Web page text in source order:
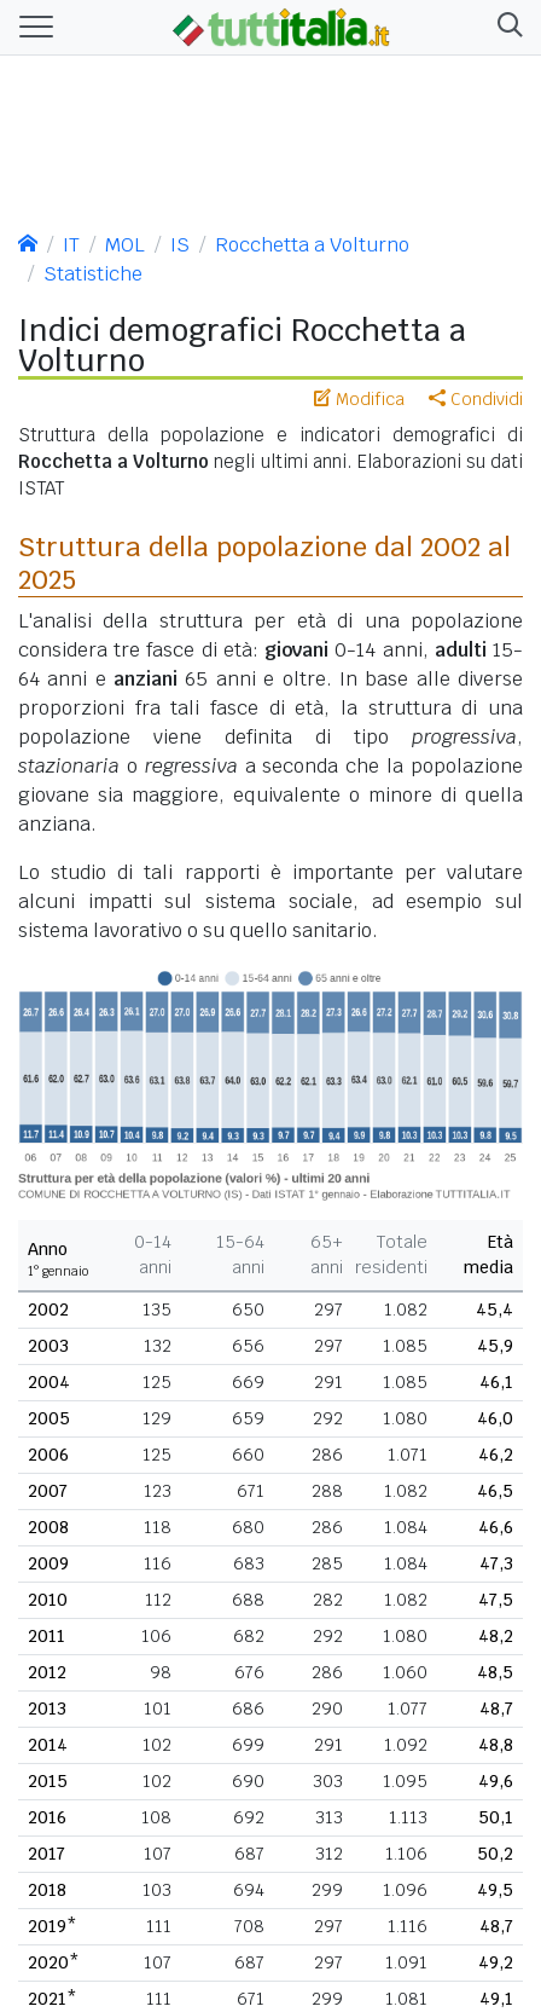
IT MOL IS
Rocchetta a Volturno
Statistiche
Indici demografici Rocchetta a
Volturno
Modifica Condividi
Struttura della popolazione e indicatori demografici di
Rocchetta a Volturno negli ultimi anni. Elaborazioni su dati
ISTAT
Struttura della popolazione dal 2002 al
2025
L'analisi della struttura per età di una popolazione
considera tre fasce di età: giovani 0-14 anni, adulti 15-
64 anni e anziani 65 anni e oltre. In base alle diverse
proporzioni fra tali fasce di età, la struttura di una
popolazione viene definita di tipo progressiva,
stazionaria o regressiva a seconda che la popolazione
giovane sia maggiore, equivalente o minore di quella
anziana.
Lo studio di tali rapporti è importante per valutare
alcuni impatti sul sistema sociale, ad esempio sul
sistema lavorativo o su quello sanitario.
Anno
1° gennaio
0-14
anni
15-64
anni
65+
anni
Totale
residenti
Età
media
2002
135 650 297 1.082
45,4
2003
132 656 297 1.085
45,9
2004
125 669 291 1.085
46,1
2005
129 659 292 1.080
46,0
2006
125 660 286 1.071
46,2
2007
123 671 288 1.082
46,5
2008
118 680 286 1.084
46,6
2009
116 683 285 1.084
47,3
2010
112 688 282 1.082
47,5
2011
106 682 292 1.080
48,2
2012
98 676 286 1.060
48,5
2013
101 686 290 1.077
48,7
2014
102 699 291 1.092
48,8
2015
102 690 303 1.095
49,6
2016
108 692 313 1.113
50,1
2017
107 687 312 1.106
50,2
2018
103 694 299 1.096
49,5
2019*
111 708 297 1.116
48,7
2020*
107 687 297 1.091
49,2
2021*
111 671 299 1.081
49,1